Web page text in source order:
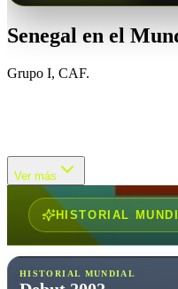
Senegal en el
Grupo I, CAF.
Ver más
HISTORIAL
HISTORIAL MUNDIAL